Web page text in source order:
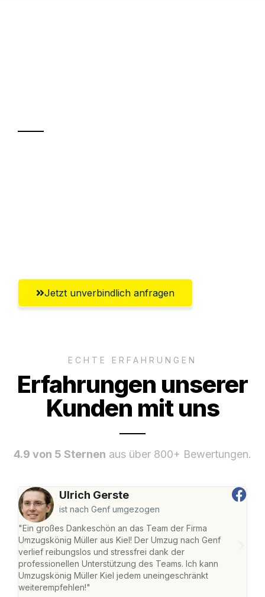
Jetzt unverbindlich anfragen
ECHTE ERFAHRUNGEN
Erfahrungen unserer
Kunden mit uns
4.9 von 5 Sternen aus über 800+ Bewertungen.
Ulrich Gerste
ist nach Genf umgezogen
"Ein großes Dankeschön an das Team der Firma
Umzugskönig Müller aus Kiel! Der Umzug nach Genf
verlief reibungslos und stressfrei dank der
professionellen Unterstützung des Teams. Ich kann
Umzugskönig Müller Kiel jedem uneingeschränkt
weiterempfehlen!"